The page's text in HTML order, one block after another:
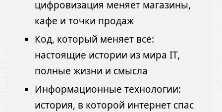
цифровизация меняет магазины,
кафе и точки продаж
Код, который меняет всё:
настоящие истории из мира IT,
полные жизни и смысла
Информационные технологии:
история, в которой интернет спас